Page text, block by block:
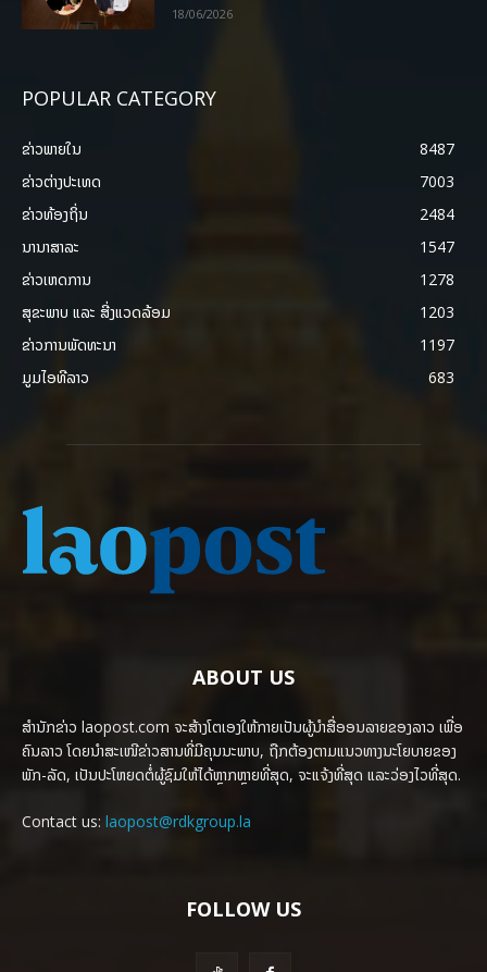
18/06/2026
POPULAR CATEGORY
ຂ່າວພາຍ​ໃນ
8487
ຂ່າວຕ່າງປະເທດ
7003
ຂ່າວທ້ອງຖິ່ນ
2484
ນານາສາລະ
1547
ຂ່າວເຫດການ
1278
ສຸຂະພາບ ແລະ ສີ່ງແວດລ້ອມ
1203
ຂ່າວການພັດທະນາ
1197
ມູມໄອທີລາວ
683
ABOUT US
ສຳນັກຂ່າວ laopost.com ຈະສ້າງໂຕເອງໃຫ້ກາຍເປັນຜູ້ນຳສື່ອອນລາຍຂອງລາວ ເພື່ອ
ຄົນລາວ ໂດຍນຳສະເໜີຂ່າວສານທີ່ມີຄຸນນະພາບ, ຖືກຕ້ອງຕາມແນວທາງນະໂຍບາຍຂອງ
ພັກ-ລັດ, ເປັນປະໂຫຍດຕໍ່ຜູ້ຊົມໃຫ້ໄດ້ຫຼາກຫຼາຍທີ່ສຸດ, ຈະແຈ້ງທີ່ສຸດ ແລະວ່ອງໄວທີ່ສຸດ.
Contact us: laopost@rdkgroup.la
FOLLOW US